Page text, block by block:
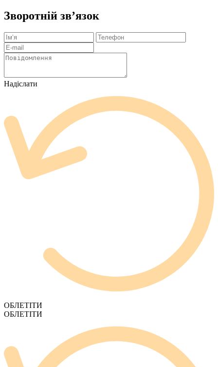
Зворотній зв’язок
Надіслати
ОБЛЕТІТИ
ОБЛЕТІТИ